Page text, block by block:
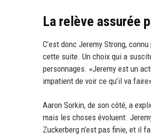
La relève assurée
C’est donc Jeremy Strong,
cette suite. Un choix qui a
personnages. «Jeremy est un
impatient de voir ce qu’il va
Aaron Sorkin, de son côté, a
mais les choses évoluent.
Zuckerberg n’est pas finie, et il